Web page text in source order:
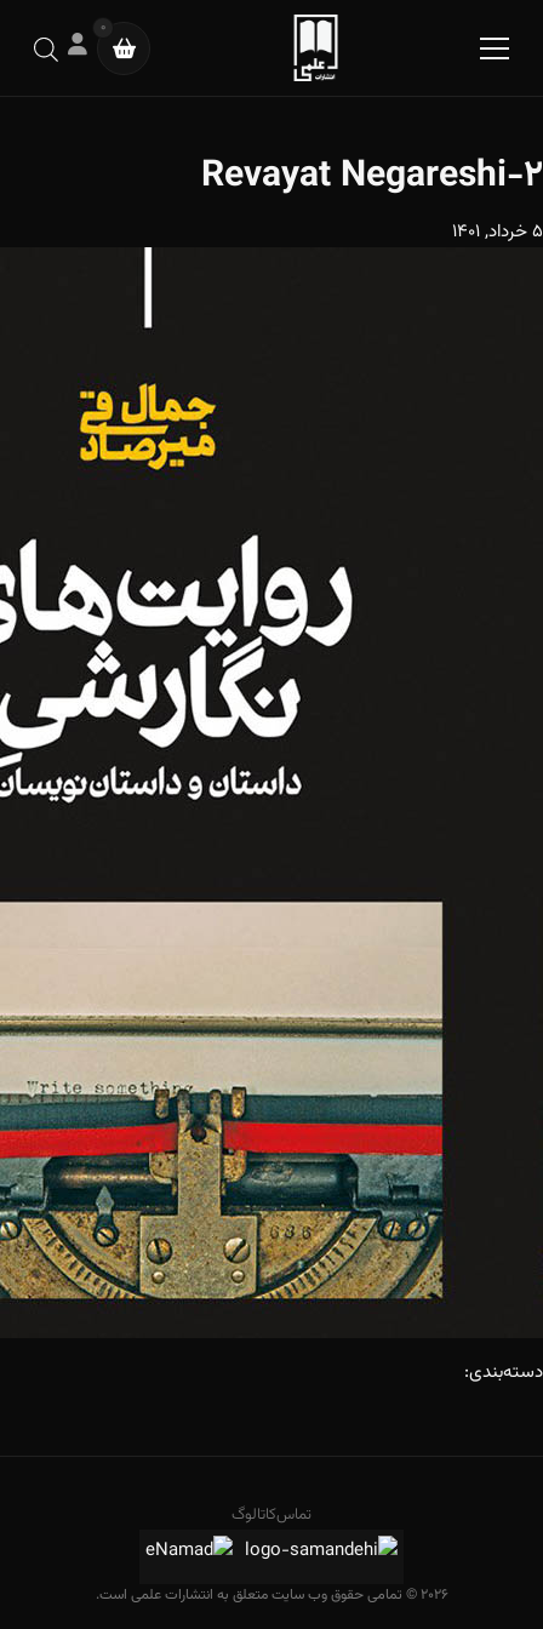
0
Revayat Negareshi-2
5 خرداد, 1401
دسته‌بندی:
تماسکاتالوگ
2026 © تمامی حقوق وب سایت متعلق به انتشارات علمی است.